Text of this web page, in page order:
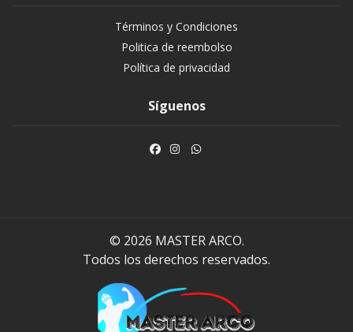
Términos y Condiciones
Politica de reembolso
Política de privacidad
Síguenos
© 2026 MASTER ARCO.
Todos los derechos reservados.